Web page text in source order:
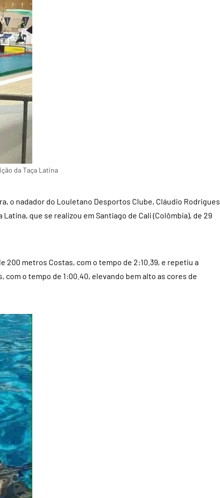
da Taça Latina
o nadador do Louletano Desportos Clube, Cláudio Rodrigues
que se realizou em Santiago de Cali (Colômbia), de 29
200 metros Costas, com o tempo de 2:10.39, e repetiu a
com o tempo de 1:00.40, elevando bem alto as cores de